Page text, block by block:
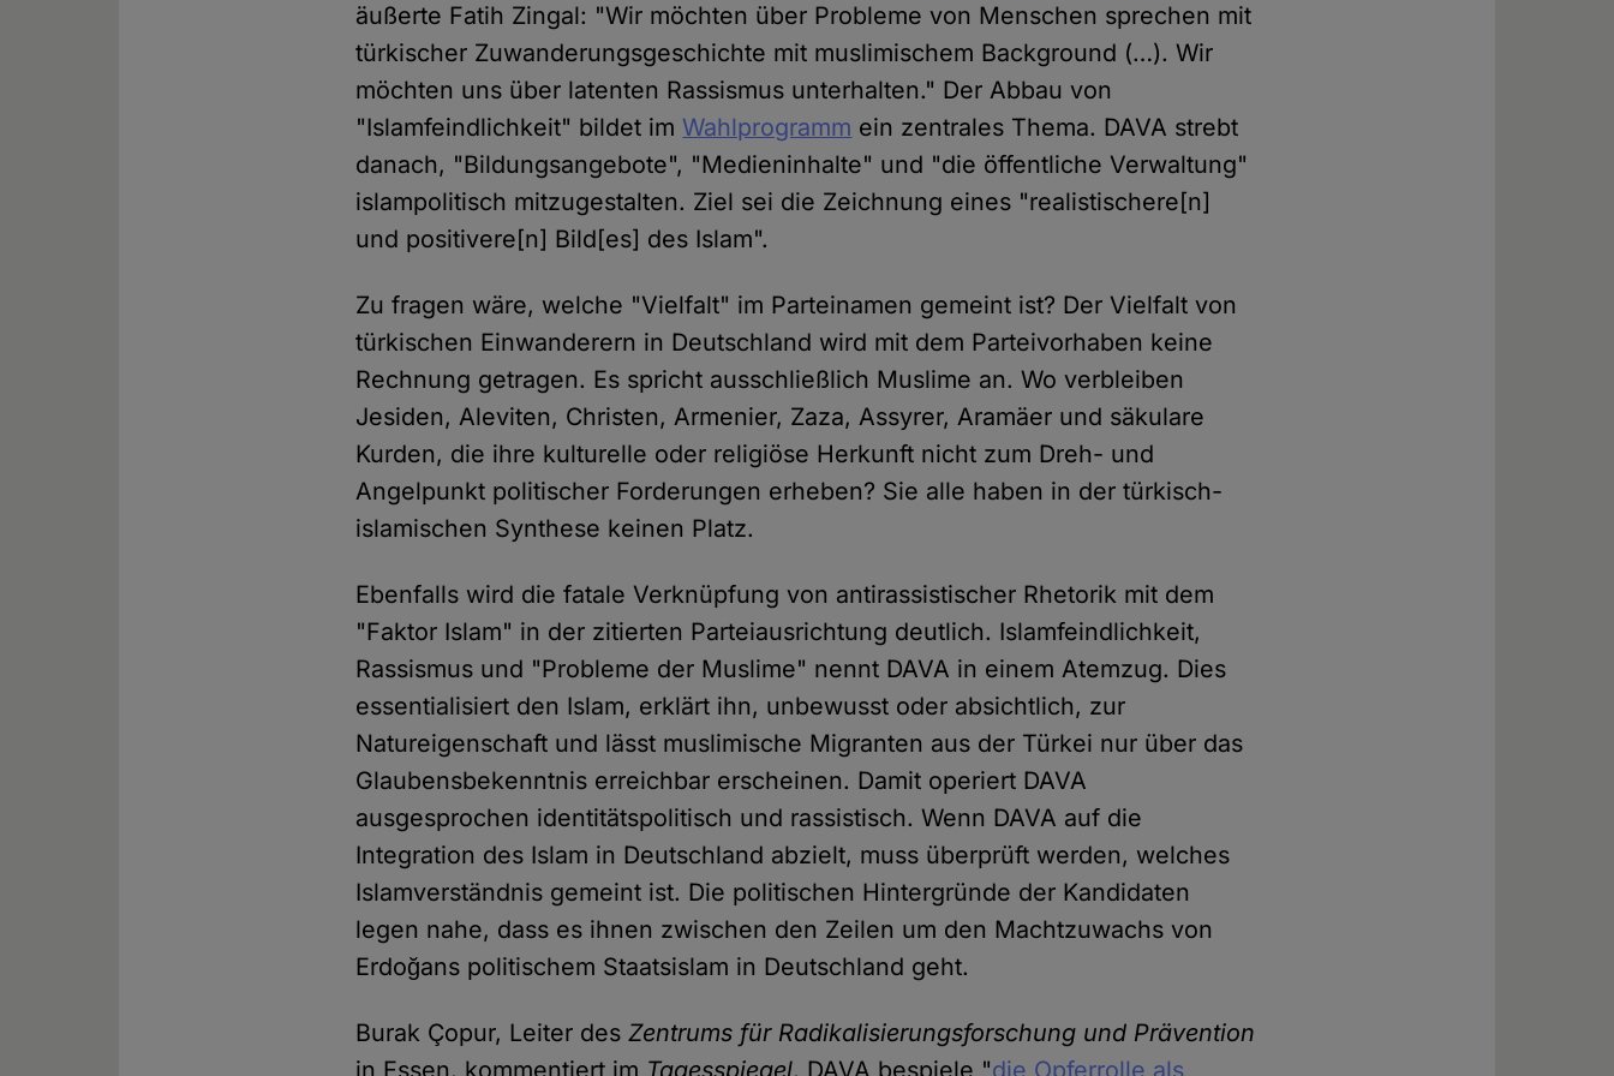
äußerte Fatih Zingal: "Wir möchten über Probleme von Menschen sprechen mit
türkischer Zuwanderungsgeschichte mit muslimischem Background (…). Wir
möchten uns über latenten Rassismus unterhalten." Der Abbau von
"Islamfeindlichkeit" bildet im Wahlprogramm ein zentrales Thema. DAVA strebt
danach, "Bildungsangebote", "Medieninhalte" und "die öffentliche Verwaltung"
islampolitisch mitzugestalten. Ziel sei die Zeichnung eines "realistischere[n]
und positivere[n] Bild[es] des Islam".
Zu fragen wäre, welche "Vielfalt" im Parteinamen gemeint ist? Der Vielfalt von
türkischen Einwanderern in Deutschland wird mit dem Parteivorhaben keine
Rechnung getragen. Es spricht ausschließlich Muslime an. Wo verbleiben
Jesiden, Aleviten, Christen, Armenier, Zaza, Assyrer, Aramäer und säkulare
Kurden, die ihre kulturelle oder religiöse Herkunft nicht zum Dreh- und
Angelpunkt politischer Forderungen erheben? Sie alle haben in der türkisch-
islamischen Synthese keinen Platz.
Ebenfalls wird die fatale Verknüpfung von antirassistischer Rhetorik mit dem
"Faktor Islam" in der zitierten Parteiausrichtung deutlich. Islamfeindlichkeit,
Rassismus und "Probleme der Muslime" nennt DAVA in einem Atemzug. Dies
essentialisiert den Islam, erklärt ihn, unbewusst oder absichtlich, zur
Natureigenschaft und lässt muslimische Migranten aus der Türkei nur über das
Glaubensbekenntnis erreichbar erscheinen. Damit operiert DAVA
ausgesprochen identitätspolitisch und rassistisch. Wenn DAVA auf die
Integration des Islam in Deutschland abzielt, muss überprüft werden, welches
Islamverständnis gemeint ist. Die politischen Hintergründe der Kandidaten
legen nahe, dass es ihnen zwischen den Zeilen um den Machtzuwachs von
Erdoğans politischem Staatsislam in Deutschland geht.
Burak Çopur, Leiter desZentrums für Radikalisierungsforschung und Prävention